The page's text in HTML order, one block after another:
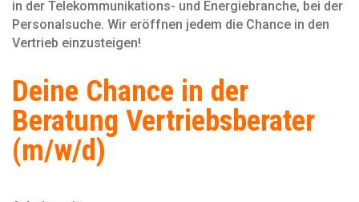
in der Telekommunikations- und Energiebranche, bei der
Personal­suche. Wir eröffnen jedem die Chance in den
Vertrieb einzusteigen!
Deine Chance in der
Beratung Vertriebsberater
(m/w/d)